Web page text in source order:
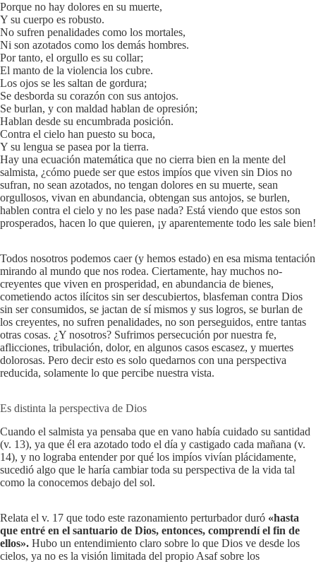
Porque no hay dolores en su muerte,
Y su cuerpo es robusto.
No sufren penalidades como los mortales,
Ni son azotados como los demás hombres.
Por tanto, el orgullo es su collar;
El manto de la violencia los cubre.
Los ojos se les saltan de gordura;
Se desborda su corazón con sus antojos.
Se burlan, y con maldad hablan de opresión;
Hablan desde su encumbrada posición.
Contra el cielo han puesto su boca,
Y su lengua se pasea por la tierra.
Hay una ecuación matemática que no cierra bien en la mente del
salmista, ¿cómo puede ser que estos impíos que viven sin Dios no
sufran, no sean azotados, no tengan dolores en su muerte, sean
orgullosos, vivan en abundancia, obtengan sus antojos, se burlen,
hablen contra el cielo y no les pase nada? Está viendo que estos son
prosperados, hacen lo que quieren, ¡y aparentemente todo les sale bien!
Todos nosotros podemos caer (y hemos estado) en esa misma tentación
mirando al mundo que nos rodea. Ciertamente, hay muchos no-
creyentes que viven en prosperidad, en abundancia de bienes,
cometiendo actos ilícitos sin ser descubiertos, blasfeman contra Dios
sin ser consumidos, se jactan de sí mismos y sus logros, se burlan de
los creyentes, no sufren penalidades, no son perseguidos, entre tantas
otras cosas. ¿Y nosotros? Sufrimos persecución por nuestra fe,
aflicciones, tribulación, dolor, en algunos casos escasez, y muertes
dolorosas. Pero decir esto es solo quedarnos con una perspectiva
reducida, solamente lo que percibe nuestra vista.
Es distinta la perspectiva de Dios
Cuando el salmista ya pensaba que en vano había cuidado su santidad
(v. 13), ya que él era azotado todo el día y castigado cada mañana (v.
14), y no lograba entender por qué los impíos vivían plácidamente,
sucedió algo que le haría cambiar toda su perspectiva de la vida tal
como la conocemos debajo del sol.
Relata el v. 17 que todo este razonamiento perturbador duró «hasta
que entré en el santuario de Dios, entonces, comprendí el fin de
ellos». Hubo un entendimiento claro sobre lo que Dios ve desde los
cielos, ya no es la visión limitada del propio Asaf sobre los